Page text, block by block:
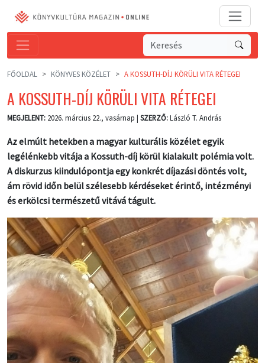
FŐOLDAL KÖNYVES KÖZÉLET A KOSSUTH-DÍJ KÖRÜLI VITA RÉTEGEI
A KOSSUTH-DÍJ KÖRÜLI VITA RÉTEGEI
MEGJELENT: 2026. március 22., vasárnap | SZERZŐ:László T. András
Az elmúlt hetekben a magyar kulturális közélet egyik
legélénkebb vitája a Kossuth-díj körül kialakult polémia volt.
A diskurzus kiindulópontja egy konkrét díjazási döntés volt,
ám rövid időn belül szélesebb kérdéseket érintő, intézményi
és erkölcsi természetű vitává tágult.